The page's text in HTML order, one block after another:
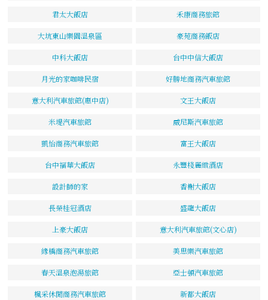
君太大飯店 禾康商務旅館
大坑東山樂園溫泉區 豪苑商務飯店
中科大飯店 台中中信大飯店
月光的家咖啡民宿 好勝地商務汽車旅館
意大利汽車旅館(惠中店) 文王大飯店
米堤汽車旅館 威尼斯汽車旅館
凱怡商務汽車旅館 富王大飯店
台中福華大飯店 永豐棧麗緻酒店
設計師的家 香榭大飯店
長榮桂冠酒店 盛龍大飯店
上豪大飯店 意大利汽車旅館(文心店)
緣橋商務汽車旅館 美思樂汽車旅館
春天溫泉泡湯旅館 亞士頓汽車旅館
楓采休閒商務汽車旅館 新都大飯店